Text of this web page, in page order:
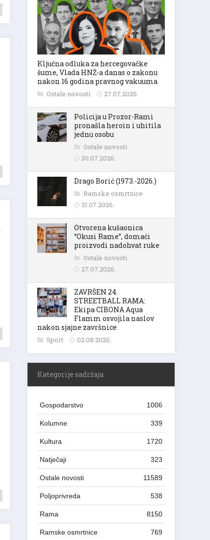
Ključna odluka za hercegovačke
šume, Vlada HNŽ-a danas o zakonu
nakon 16 godina pravnog vakuuma
Ostale novosti 27.07.2026.
Policija u Prozor-Rami
pronašla heroin i uhitila
jednu osobu
Ostale novosti
30.07.2026.
Drago Borić (1973.-2026.)
Ramske osmrtnice
31.07.2026.
Otvorena kušaonica
“Okusi Rame”, domaći
proizvodi nadohvat ruke
Ostale novosti
27.07.2026.
ZAVRŠEN 24.
STREETBALL RAMA:
Ekipa CIBONA Aqua
Flamm osvojila naslov
nakon sjajne završnice
Sport 02.08.2026.
Kategorije sadržaja
Gospodarstvo 1006
Kolumne 339
Kultura 1720
Natječaji 323
Ostale novosti 11589
Poljoprivreda 538
Rama 8150
Ramske osmrtnice 769